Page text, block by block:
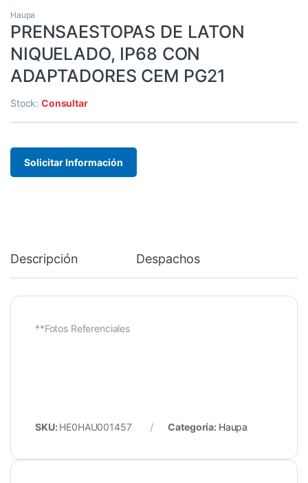
Haupa
PRENSAESTOPAS DE LATON
NIQUELADO, IP68 CON
ADAPTADORES CEM PG21
Stock:Consultar
Solicitar Información
Descripción Despachos
**Fotos Referenciales
SKU: HE0HAU001457 Categoría: Haupa